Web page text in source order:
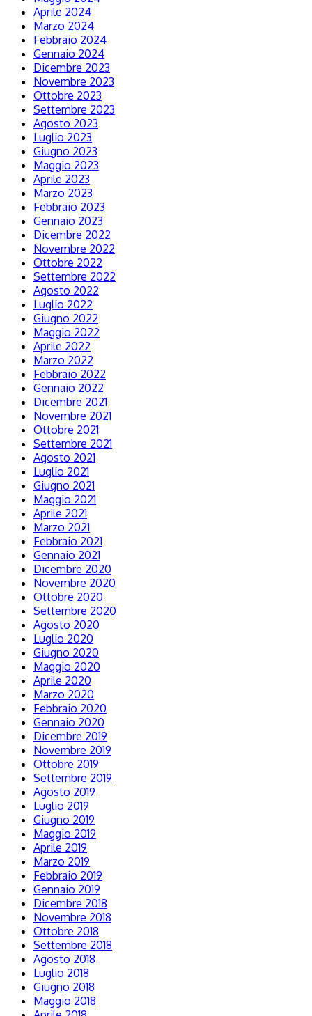
Aprile 2024
Marzo 2024
Febbraio 2024
Gennaio 2024
Dicembre 2023
Novembre 2023
Ottobre 2023
Settembre 2023
Agosto 2023
Luglio 2023
Giugno 2023
Maggio 2023
Aprile 2023
Marzo 2023
Febbraio 2023
Gennaio 2023
Dicembre 2022
Novembre 2022
Ottobre 2022
Settembre 2022
Agosto 2022
Luglio 2022
Giugno 2022
Maggio 2022
Aprile 2022
Marzo 2022
Febbraio 2022
Gennaio 2022
Dicembre 2021
Novembre 2021
Ottobre 2021
Settembre 2021
Agosto 2021
Luglio 2021
Giugno 2021
Maggio 2021
Aprile 2021
Marzo 2021
Febbraio 2021
Gennaio 2021
Dicembre 2020
Novembre 2020
Ottobre 2020
Settembre 2020
Agosto 2020
Luglio 2020
Giugno 2020
Maggio 2020
Aprile 2020
Marzo 2020
Febbraio 2020
Gennaio 2020
Dicembre 2019
Novembre 2019
Ottobre 2019
Settembre 2019
Agosto 2019
Luglio 2019
Giugno 2019
Maggio 2019
Aprile 2019
Marzo 2019
Febbraio 2019
Gennaio 2019
Dicembre 2018
Novembre 2018
Ottobre 2018
Settembre 2018
Agosto 2018
Luglio 2018
Giugno 2018
Maggio 2018